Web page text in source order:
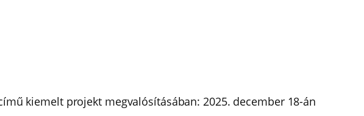
kiemelt projekt megvalósításában: 2025. december 18-án